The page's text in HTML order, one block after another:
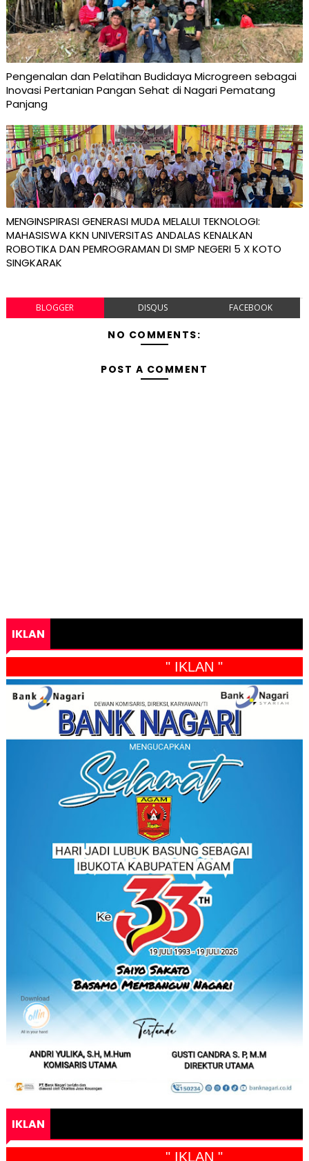
Pengenalan dan Pelatihan Budidaya Microgreen sebagai
Inovasi Pertanian Pangan Sehat di Nagari Pematang
Panjang
MENGINSPIRASI GENERASI MUDA MELALUI TEKNOLOGI:
MAHASISWA KKN UNIVERSITAS ANDALAS KENALKAN
ROBOTIKA DAN PEMROGRAMAN DI SMP NEGERI 5 X KOTO
SINGKARAK
BLOGGER DISQUS FACEBOOK
NO COMMENTS:
POST A COMMENT
IKLAN
" IKLAN "
IKLAN
" IKLAN "